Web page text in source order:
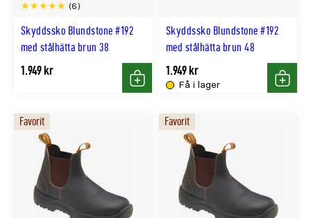
Skyddssko Blundstone #192
med stålhätta brun 38
(6)
1.949 kr
Köp
Skyddssko Blundstone #192
med stålhätta brun 48
Få i lager
1.949 kr
Köp
Favorit Favorit